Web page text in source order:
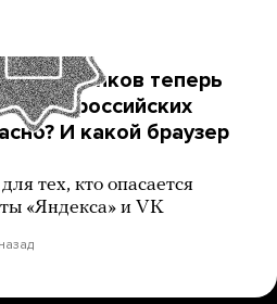
банков теперь
в российских
И какой браузер
тех, кто опасается
«Яндекса» и VK